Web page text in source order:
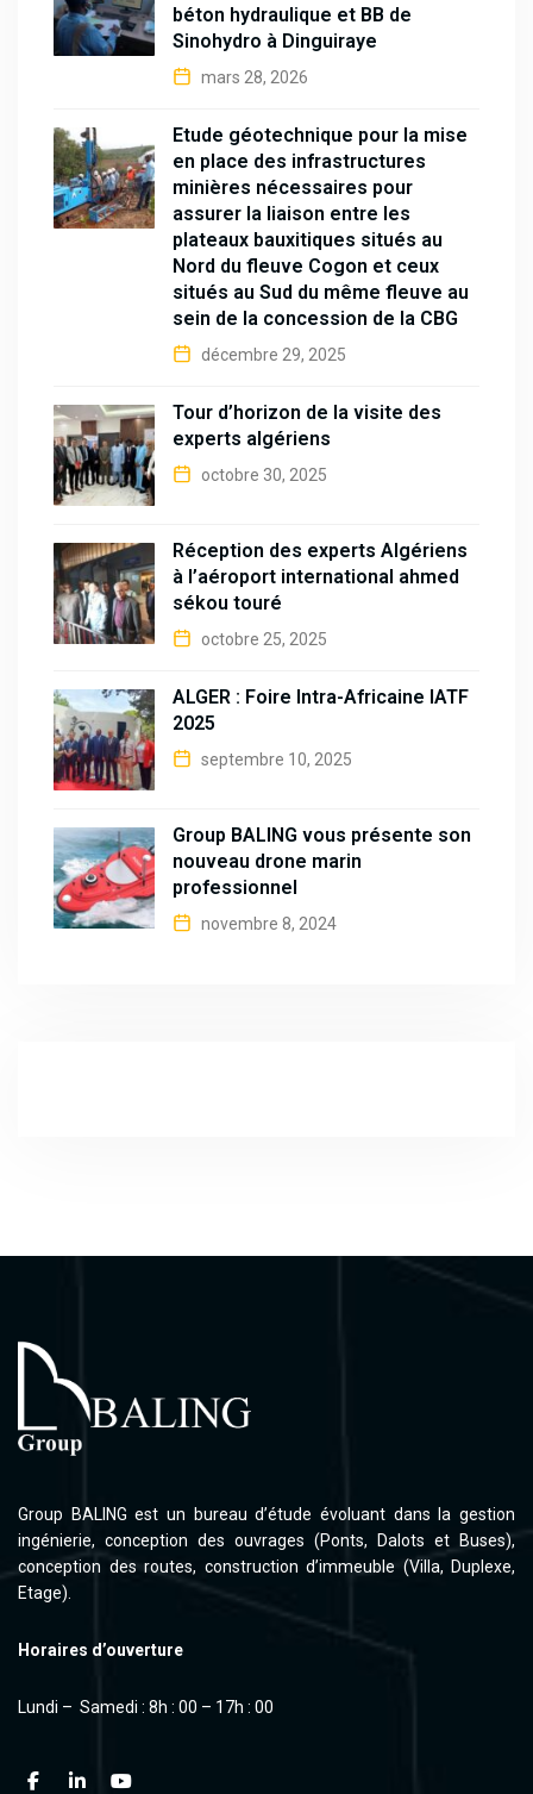
béton hydraulique et BB de
Sinohydro à Dinguiraye
mars 28, 2026
Étude géotechnique pour la mise
en place des infrastructures
minières nécessaires pour
assurer la liaison entre les
plateaux bauxitiques situés au
Nord du fleuve Cogon et ceux
situés au Sud du même fleuve au
sein de la concession de la CBG
décembre 29, 2025
Tour d’horizon de la visite des
experts algériens
octobre 30, 2025
Réception des experts Algériens
à l’aéroport international ahmed
sékou touré
octobre 25, 2025
ALGER : Foire Intra-Africaine IATF
2025
septembre 10, 2025
Group BALING vous présente son
nouveau drone marin
professionnel
novembre 8, 2024
Group BALING est un bureau d’étude évoluant dans la gestion
ingénierie, conception des ouvrages (Ponts, Dalots et Buses),
conception des routes, construction d’immeuble (Villa, Duplexe,
Etage).
Horaires d’ouverture
Lundi – Samedi : 8h : 00 – 17h : 00